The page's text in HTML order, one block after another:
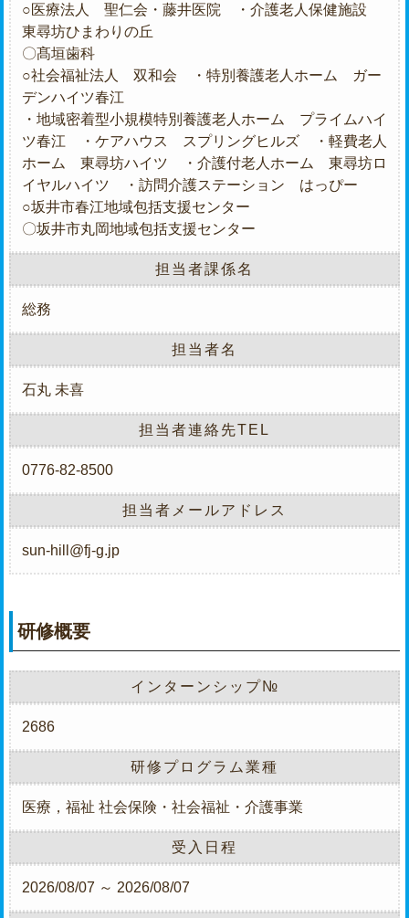
○医療法人 聖仁会・藤井医院 ・介護老人保健施設
東尋坊ひまわりの丘
〇髙垣歯科
○社会福祉法人 双和会 ・特別養護老人ホーム ガー
デンハイツ春江
・地域密着型小規模特別養護老人ホーム プライムハイ
ツ春江 ・ケアハウス スプリングヒルズ ・軽費老人
ホーム 東尋坊ハイツ ・介護付老人ホーム 東尋坊ロ
イヤルハイツ ・訪問介護ステーション はっぴー
○坂井市春江地域包括支援センター
〇坂井市丸岡地域包括支援センター
担当者課係名
総務
担当者名
石丸 未喜
担当者連絡先TEL
0776-82-8500
担当者メールアドレス
sun-hill@fj-g.jp
研修概要
インターンシップ№
2686
研修プログラム業種
医療，福祉 社会保険・社会福祉・介護事業
受入日程
2026/08/07 ～ 2026/08/07